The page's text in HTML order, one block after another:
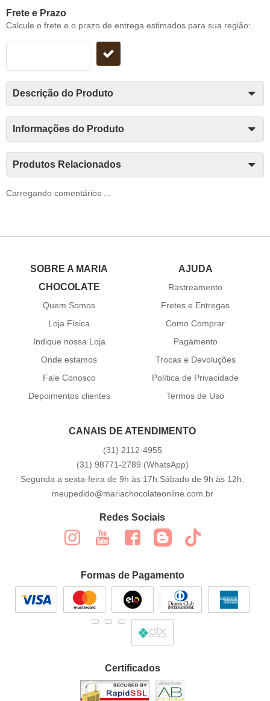
Frete e Prazo
Calcule o frete e o prazo de entrega estimados para sua região:
Descrição do Produto
Informações do Produto
Produtos Relacionados
Carregando comentários ...
SOBRE A MARIA
CHOCOLATE
Quem Somos
Loja Física
Indique nossa Loja
Onde estamos
Fale Conosco
Depoimentos clientes
AJUDA
Rastreamento
Fretes e Entregas
Como Comprar
Pagamento
Trocas e Devoluções
Política de Privacidade
Termos de Uso
CANAIS DE ATENDIMENTO
(31) 2112-4955
(31) 98771-2789 (WhatsApp)
Segunda a sexta-feira de 9h às 17h.Sábado de 9h às 12h.
meupedido@mariachocolateonline.com.br
Redes Sociais
Formas de Pagamento
Certificados